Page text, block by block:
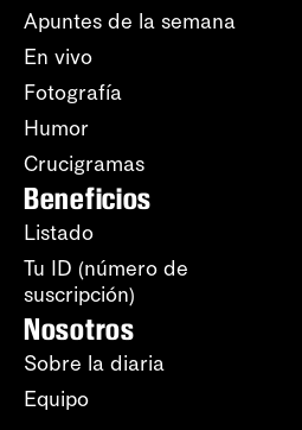
Apuntes de la semana
En vivo
Fotografía
Humor
Crucigramas
Beneficios
Listado
Tu ID (número de
suscripción)
Nosotros
Sobre la diaria
Equipo